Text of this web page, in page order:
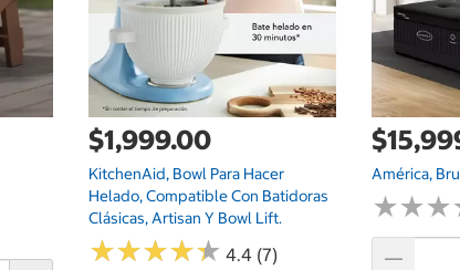
$1,999.00
KitchenAid, Bowl Para Hacer
Helado, Compatible Con Batidoras
Clásicas, Artisan Y Bowl Lift.
★★★★★
★★★★★ 4.4 (7)
América,
★★★
★★★